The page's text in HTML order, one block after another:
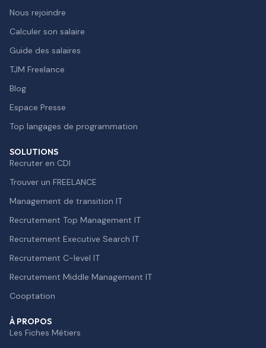
Nous rejoindre
Calculer son salaire
Guide des salaires
TJM Freelance
Blog
Espace Presse
Top langages de programmation
SOLUTIONS
Recruter en CDI
Trouver un FREELANCE
Management de transition IT
Recrutement Top Management IT
Recrutement Executive Search IT
Recrutement C-level IT
Recrutement Middle Management IT
Cooptation
À PROPOS
Les Fiches Métiers